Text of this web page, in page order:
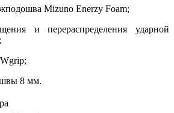
Mizuno Enerzy Foam;
и перераспределения ударной
8 мм.